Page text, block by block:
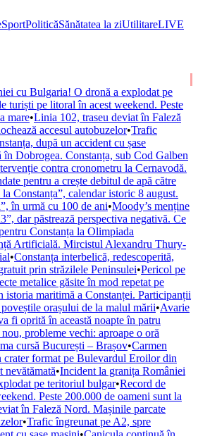
SportPoliticăSănătatea la ziUtilitareLIVE
cu Bulgaria! O dronă a explodat pe
turiști pe litoral în acest weekend. Peste
mare•Linia 102, traseu deviat în Faleză
accesul autobuzelor•Trafic
după un accident cu șase
Dobrogea. Constanța, sub Cod Galben
contra cronometru la Cernavodă.
pentru a crește debitul de apă către
Constanța”, calendar istoric 8 august.
în urmă cu 100 de ani•Moody’s menține
dar păstrează perspectiva negativă. Ce
Constanța la Olimpiada
Artificială. Mircistul Alexandru Thury-
•Constanța interbelică, redescoperită,
prin străzilele Peninsulei•Pericol pe
metalice găsite în mod repetat pe
istoria maritimă a Constanței. Participanții
orașului de la malul mării•Avarie
fi oprită în această noapte în patru
probleme vechi: aproape o oră
cursă București – Brașov•Carmen
crater format pe Bulevardul Eroilor din
nevătămată•Incident la granița României
pe teritoriul bulgar•Record de
Peste 200.000 de oameni sunt la
în Faleză Nord. Mașinile parcate
•Trafic îngreunat pe A2, spre